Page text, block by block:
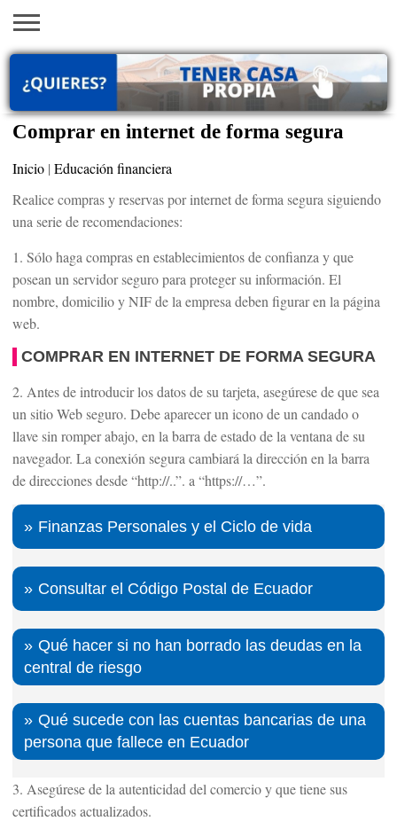
AYUDAS
ECONÓMICAS
VACANTES
EN EEUU
SACA
TU
EMPLEOS
TRÁMITES
PRÉSTAMOS
CURSOS
HOGAR
BELLEZA
Comprar en internet de forma segura
Inicio | Educación financiera
Realice compras y reservas por internet de forma segura siguiendo
una serie de recomendaciones:
1. Sólo haga compras en establecimientos de confianza y que
posean un servidor seguro para proteger su información. El
nombre, domicilio y NIF de la empresa deben figurar en la página
web.
COMPRAR EN INTERNET DE FORMA SEGURA
2. Antes de introducir los datos de su tarjeta, asegúrese de que sea
un sitio Web seguro. Debe aparecer un icono de un candado o
llave sin romper abajo, en la barra de estado de la ventana de su
navegador. La conexión segura cambiará la dirección en la barra
de direcciones desde “http://..”. a “https://…”.
Finanzas Personales y el Ciclo de vida
Consultar el Código Postal de Ecuador
Qué hacer si no han borrado las deudas en la
central de riesgo
Qué sucede con las cuentas bancarias de una
persona que fallece en Ecuador
3. Asegúrese de la autenticidad del comercio y que tiene sus
certificados actualizados.